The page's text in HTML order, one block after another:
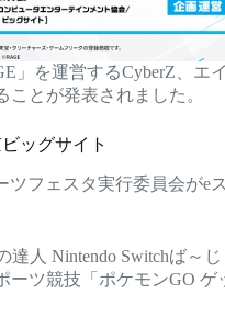
」を運営するCyberZ、
とが発表されました。
ッグサイト
ツフェスタ実行委員会が
達人 Nintendo Switchば
ツ競技「ポケモンGO